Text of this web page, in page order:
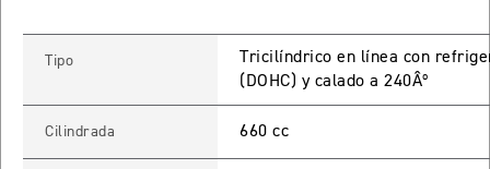
NEW TRIDENT 800
Precio desde $12.690.000
Tipo
Tricilíndrico en línea con
(DOHC) y calado a 240Âº
Cilindrada 660 cc